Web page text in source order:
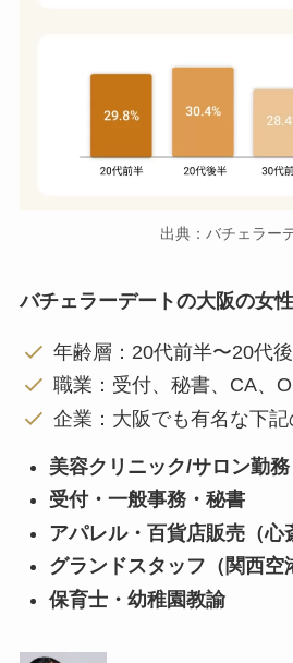
出典：バチェラー
バチェラーデートの大阪の女
年齢層：20代前半〜20代
職業：受付、秘書、CA、
企業：大阪でも有名な下記
美容クリニック/サロン勤務
受付・一般事務・秘書
アパレル・百貨店販売（心
グランドスタッフ（関西空
保育士・幼稚園教諭